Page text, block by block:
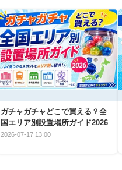
ガチャガチャどこで買える？全
国エリア別設置場所ガイド2026
2026-07-17 13:00